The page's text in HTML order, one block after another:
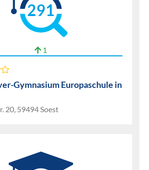
291
1
Gymnasium Europaschule in
20, 59494 Soest